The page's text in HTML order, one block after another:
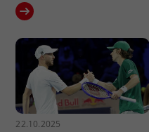
22.10.2025